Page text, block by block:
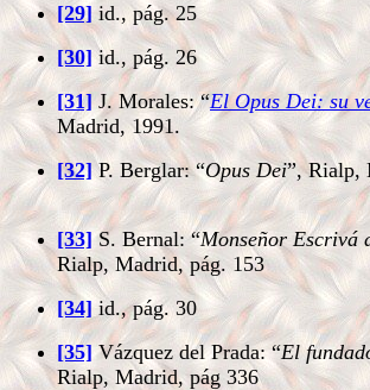
[29] id., pág. 25
[30]id., pág. 26
[31]J. Morales: “El Opus Dei: su
Madrid, 1991.
[32]P. Berglar: “Opus Dei”, Rialp,
[33] S. Bernal: “Monseñor Escrivá
Rialp, Madrid, pág. 153
[34] id., pág. 30
[35] Vázquez del Prada: “El
Rialp, Madrid, pág 336